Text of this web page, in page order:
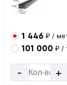
1 446 ₽ /
101 000 ₽ /
- +